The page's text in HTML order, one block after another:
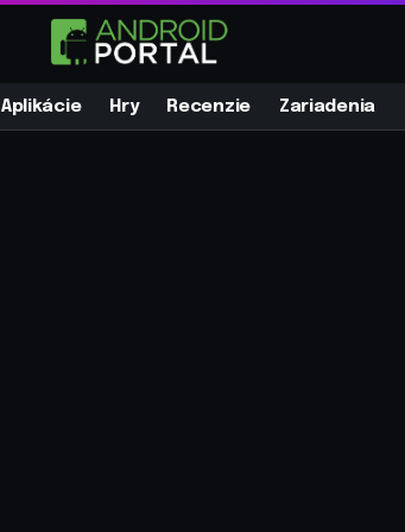
Aplikácie Hry Recenzie Zariadenia